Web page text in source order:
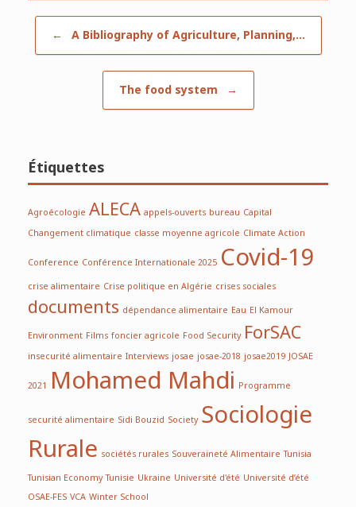
Post navigation
← A Bibliography of Agriculture, Planning,…
The food system →
Étiquettes
Agroécologie ALECAappels-ouverts bureau Capital
Changement climatique classe moyenne agricole Climate Action
Conference Conférence Internationale 2025 Covid-19
crise alimentaire Crise politique en Algérie crises sociales
documents dépendance alimentaire Eau El Kamour
Environment Filmsfoncier agricole Food Security ForSAC
insecurité alimentaire Interviewsjosae josae-2018 josae2019JOSAE
2021 Mohamed Mahdi Programme
securité alimentaire Sidi Bouzid Society Sociologie
Rurale sociétés rurales Souveraineté Alimentaire Tunisia
Tunisian EconomyTunisie Ukraine Université d'été Université d’été
OSAE-FESVCAWinter School